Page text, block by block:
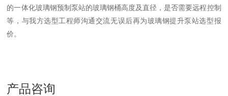
的一体化玻璃钢预制泵站的玻璃钢桶高度及直径，是否需要远程控制
等，与我方选型工程师沟通交流无误后再为玻璃钢提升泵站选型报
价。
产品咨询